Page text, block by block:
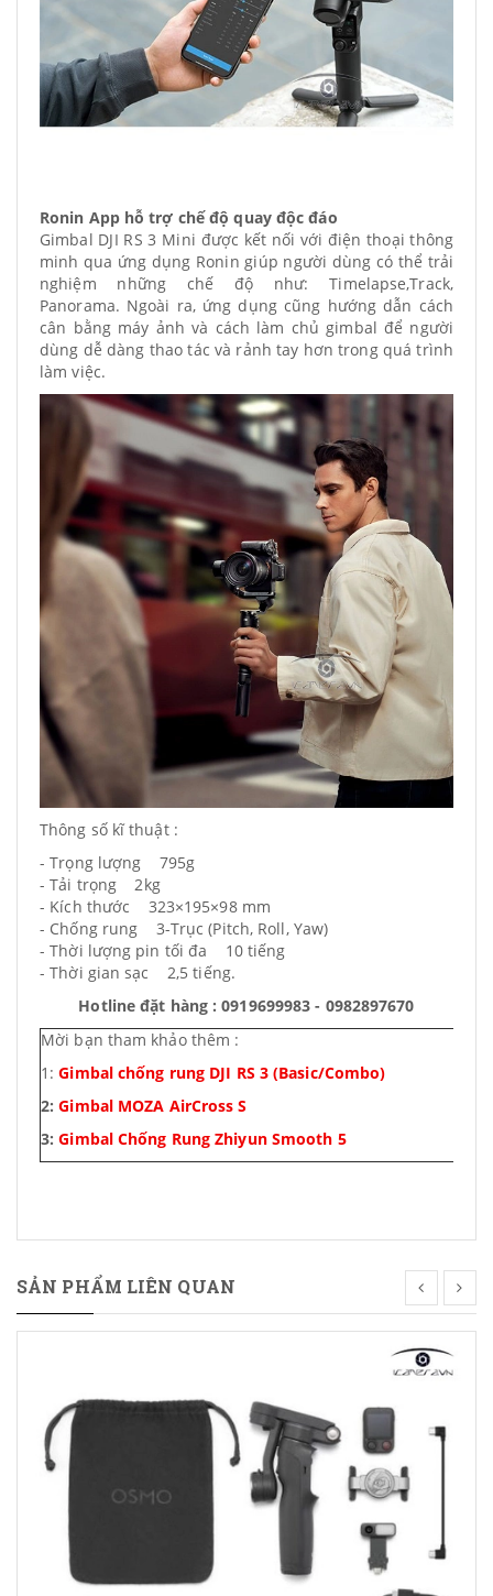
Ronin App hỗ trợ chế độ quay độc đáo
Gimbal DJI RS 3 Mini được kết nối với điện thoại thông
minh qua ứng dụng Ronin giúp người dùng có thể trải
nghiệm những chế độ như: Timelapse,Track,
Panorama. Ngoài ra, ứng dụng cũng hướng dẫn cách
cân bằng máy ảnh và cách làm chủ gimbal để người
dùng dễ dàng thao tác và rảnh tay hơn trong quá trình
làm việc.
Thông số kĩ thuật :
- Trọng lượng 795g
- Tải trọng 2kg
- Kích thước 323×195×98 mm
- Chống rung 3-Trục (Pitch, Roll, Yaw)
- Thời lượng pin tối đa 10 tiếng
- Thời gian sạc 2,5 tiếng.
Hotline đặt hàng : 0919699983 - 0982897670
Mời bạn tham khảo thêm :
1:Gimbal chống rung DJI RS 3 (Basic/Combo)
2:Gimbal MOZA AirCross S
3:Gimbal Chống Rung Zhiyun Smooth 5
SẢN PHẨM LIÊN QUAN